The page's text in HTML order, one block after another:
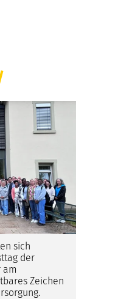
sich
der
am
Zeichen